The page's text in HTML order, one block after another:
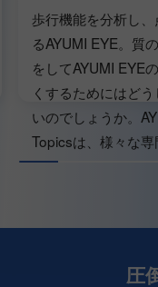
歩行機能を分析し
るAYUMI EYE。質
をしてAYUMI EYE
くするためにはどう
いのでしょうか。
Topicsは、様々な専
行について伺いなが
圧